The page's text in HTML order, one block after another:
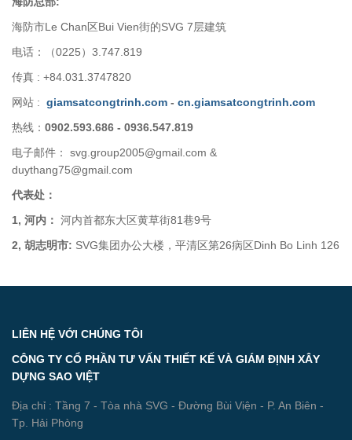
海防市Le Chan区Bui Vien街的SVG 7层建筑
电话：（0225）3.747.819
传真 : +84.031.3747820
网站 : giamsatcongtrinh.com - cn.giamsatcongtrinh.com
热线： 0902.593.686 - 0936.547.819
电子邮件： svg.group2005@gmail.com &
duythang75@gmail.com
代表处：
1, 河内： 河内首都东大区黄草街81巷9号
2, 胡志明市: SVG集团办公大楼，平清区第26病区Dinh Bo Linh 126
LIÊN HỆ VỚI CHÚNG TÔI
CÔNG TY CỔ PHẦN TƯ VẤN THIẾT KẾ VÀ GIÁM ĐỊNH XÂY
DỰNG SAO VIỆT
Địa chỉ : Tầng 7 - Tòa nhà SVG - Đường Bùi Viện - P. An Biên -
Tp. Hải Phòng